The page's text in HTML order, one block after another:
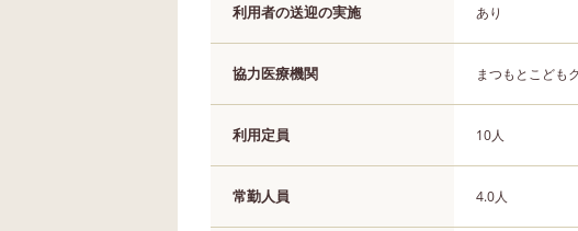
利用者の送迎の実施 あり
協力医療機関 まつもとこども
利用定員 10人
常勤人員 4.0人